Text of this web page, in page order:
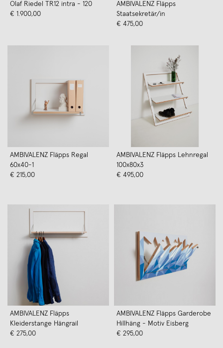
Olaf Riedel TR12 intra - 120
€ 1.900,00
AMBIVALENZ Fläpps
Staatsekretär/in
€ 475,00
AMBIVALENZ Fläpps Regal
60x40-1
€ 215,00
AMBIVALENZ Fläpps Lehnregal
100x80x3
€ 495,00
AMBIVALENZ Fläpps
Kleiderstange Hängrail
€ 275,00
AMBIVALENZ Fläpps Garderobe
Hillhäng - Motiv Eisberg
€ 295,00